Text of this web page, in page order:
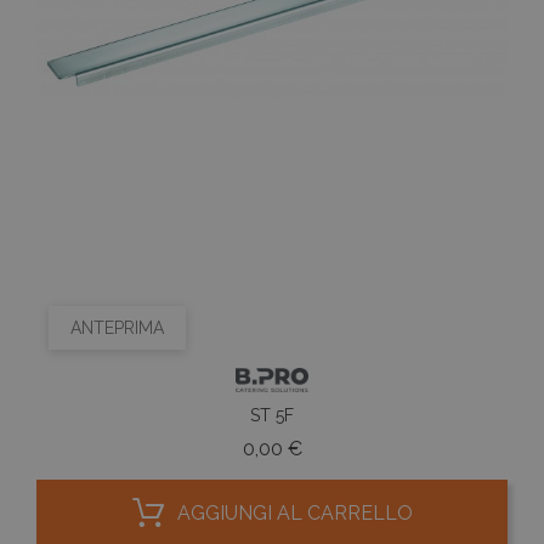
ANTEPRIMA
ST 5F
0,00 €Prezzo
AGGIUNGI AL CARRELLO